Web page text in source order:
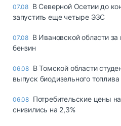
07.08 В Северной Осетии до
запустить еще четыре ЭЗС
07.08 В Ивановской области
бензин
06.08 В Томской области
выпуск биодизельного
06.08 Потребительские цены
снизились на 2,3%